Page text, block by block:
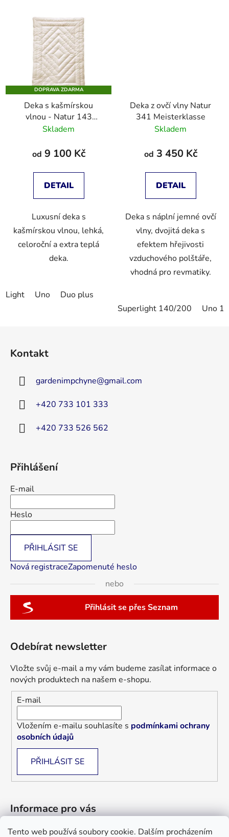
Tento web používá soubory cookie. Dalším procházením
DOPRAVA ZDARMA
Deka s kašmírskou
vlnou - Natur 143
Contessa
Skladem
od 9 100 Kč
DETAIL
Luxusní deka s
kašmírskou vlnou, lehká,
celoroční a extra teplá
deka.
Light Uno Duo plus
Deka z ovčí vlny Natur
341 Meisterklasse
Skladem
od 3 450 Kč
DETAIL
Deka s náplní jemné ovčí
vlny, dvojitá deka s
efektem hřejivosti
vzduchového polštáře,
vhodná pro revmatiky.
Superlight 140/200 Uno
Kontakt
gardenimpchyne@gmail.com
+420 733 101 333
+420 733 526 562
Přihlášení
E-mail
Heslo
PŘIHLÁSIT SE
Nová registraceZapomenuté heslo
nebo
Přihlásit se přes Seznam
Odebírat newsletter
Vložte svůj e-mail a my vám budeme zasílat informace o
nových produktech na našem e-shopu.
E-mail
Vložením e-mailu souhlasíte s podmínkami ochrany
osobních údajů
PŘIHLÁSIT SE
Informace pro vás
Jak nakupovat